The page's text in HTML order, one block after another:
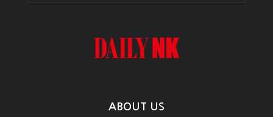
ABOUT US